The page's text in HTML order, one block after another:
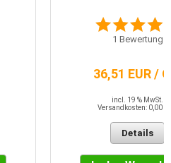
1 Bewertung
36,51 EUR /
incl. 19 % MwSt.
Versandkosten: 0,00
Details